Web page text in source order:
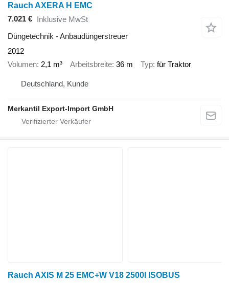
Rauch AXERA H EMC
7.021 € Inklusive MwSt
Düngetechnik - Anbaudüngerstreuer
2012
Volumen 2,1 m³ Arbeitsbreite 36 m Typ für Traktor
Deutschland, Kunde
Merkantil Export-Import GmbH
Rauch AXIS M 25 EMC+W V18 2500l ISOBUS